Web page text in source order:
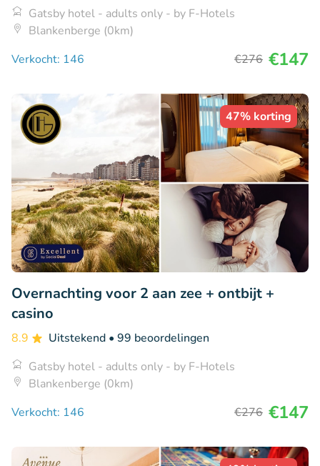
Gatsby hotel - adults only - by F-Hotels
Blankenberge (0km)
Verkocht: 146
€276 €147
47% korting
Overnachting voor 2 aan zee + ontbijt +
casino
8.9 Uitstekend • 99 beoordelingen
Gatsby hotel - adults only - by F-Hotels
Blankenberge (0km)
Verkocht: 146
€276 €147